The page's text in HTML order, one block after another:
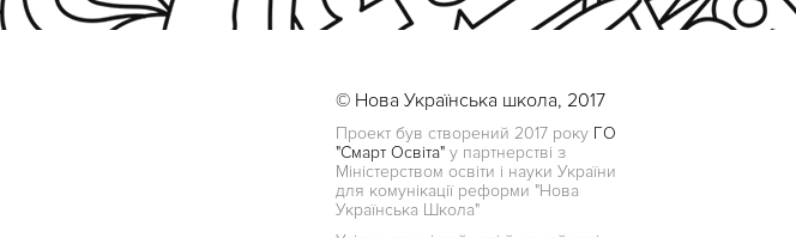
© Нова Українська школа, 2017
Проект був створений 2017 року ГО
"Смарт Освіта" у партнерстві з
Міністерством освіти і науки України
для комунікації реформи "Нова
Українська Школа"